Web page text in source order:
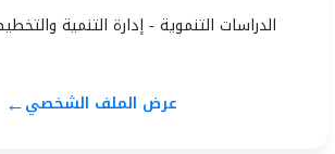
الدراسات التنموية - إدارة التنمية
عرض الملف الشخصي←